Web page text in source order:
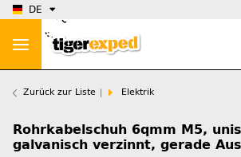
DE
Zurück zur Liste Elektrik
Rohrkabelschuh 6qmm M5,
galvanisch verzinnt, gerade